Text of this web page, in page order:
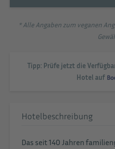
* Alle Angaben zum veganen
Tipp: Prüfe jetzt die
Hotel auf
Hotelbeschreibung
Das seit 140 Jahren